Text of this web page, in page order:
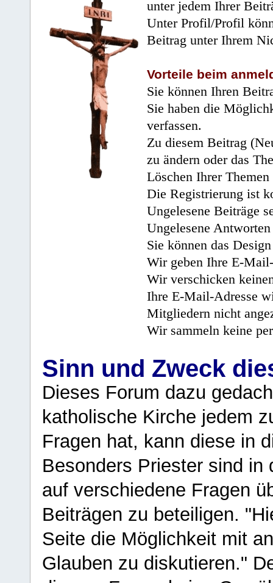
unter jedem Ihrer
Unter Profil/Profil
Beitrag unter Ihrem
Vorteile beim
Sie können Ihren
Sie haben die
verfassen.
Zu diesem Beitrag
zu ändern oder das
Löschen Ihrer
Die Registrierung ist
Ungelesene Beiträge
Ungelesene
Sie können das
Wir geben Ihre E-
Wir verschicken
Ihre E-Mail-Adresse
Mitgliedern nicht
Wir sammeln keine
Sinn und Zweck
Dieses Forum dazu
katholische Kirche jedem
Fragen hat, kann diese in
Besonders Priester sind in
auf verschiedene Fragen
Beiträgen zu beteiligen.
Seite die Möglichkeit mit
Glauben zu diskutieren."